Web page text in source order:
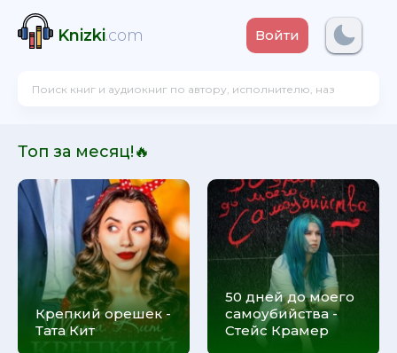
Knizki.com Войти
Топ за месяц!🔥
Крепкий орешек -
Тата Кит
50 дней до моего
самоубийства -
Стейс Крамер